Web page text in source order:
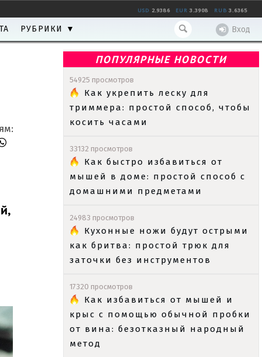
USD 2.9386 EUR 3.3908 RUB 3.6365
Вход
РУБРИКИ ▼
ПОПУЛЯРНЫЕ НОВОСТИ
54925 просмотров
Как укрепить леску для
триммера: простой способ, чтобы
косить часами
33132 просмотров
Как быстро избавиться от
мышей в доме: простой способ с
домашними предметами
24983 просмотров
Кухонные ножи будут острыми
как бритва: простой трюк для
заточки без инструментов
17320 просмотров
Как избавиться от мышей и
крыс с помощью обычной пробки
от вина: безотказный народный
метод